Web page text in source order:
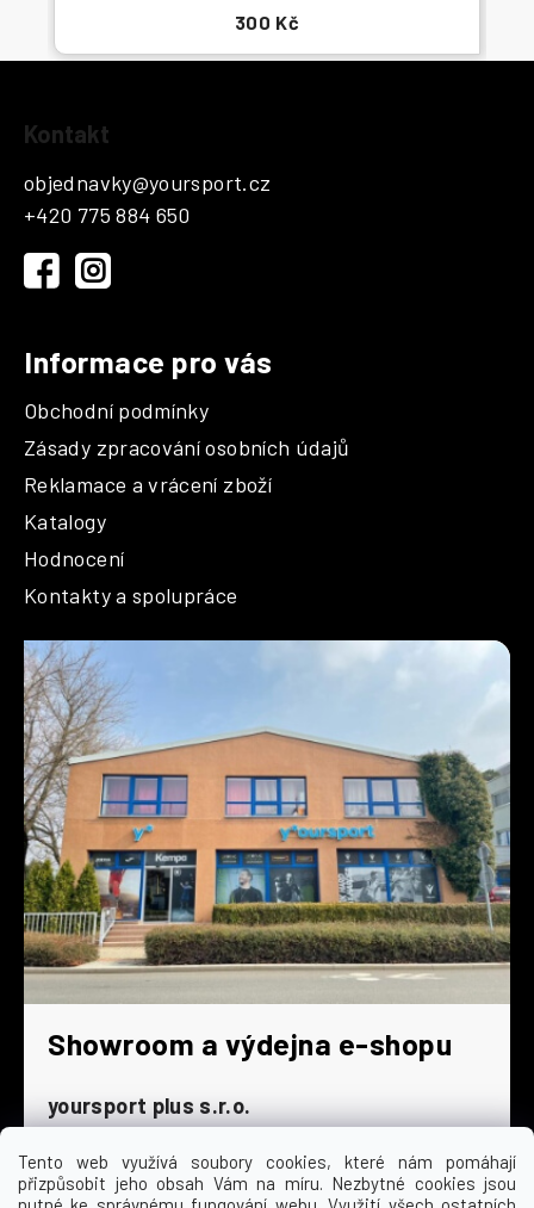
Tento web využívá soubory cookies, které nám pomáhají
přizpůsobit jeho obsah Vám na míru. Nezbytné cookies jsou
300 Kč
Kontakt
objednavky@yoursport.cz
+420 775 884 650
Informace pro vás
Obchodní podmínky
Zásady zpracování osobních údajů
Reklamace a vrácení zboží
Katalogy
Hodnocení
Kontakty a spolupráce
Showroom a výdejna e-shopu
yoursport plus s.r.o.
Dyjská 845/4
196 00 Praha 9 - Čakovice